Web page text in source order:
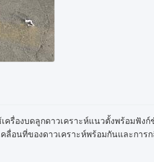
รื่องบดลูกดาวเคราะห์แนวตั้งพร้อมฟังก์
ลื่อนที่ของดาวเคราะห์พร้อมกันและการก